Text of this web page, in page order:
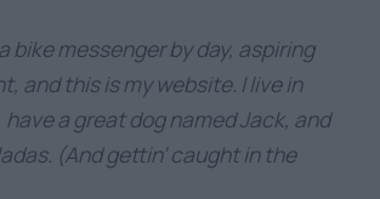
bike messenger by day, aspiring
and this is my website. I live in
have a great dog named Jack, and
(And gettin’ caught in the